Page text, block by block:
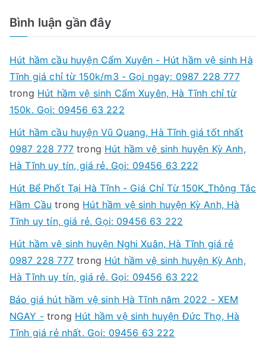
Bình luận gần đây
Hút hầm cầu huyện Cẩm Xuyên - Hút hầm vệ sinh Hà
Tĩnh giá chỉ từ 150k/m3 - Gọi ngay: 0987 228 777
trong Hút hầm vệ sinh Cẩm Xuyên, Hà Tĩnh chỉ từ
150k. Gọi: 09456 63 222
Hút hầm cầu huyện Vũ Quang, Hà Tĩnh giá tốt nhất
0987 228 777trong Hút hầm vệ sinh huyện Kỳ Anh,
Hà Tĩnh uy tín, giá rẻ. Gọi: 09456 63 222
Hút Bể Phốt Tại Hà Tĩnh - Giá Chỉ Từ 150K_Thông Tắc
Hầm Cầu trong Hút hầm vệ sinh huyện Kỳ Anh, Hà
Tĩnh uy tín, giá rẻ. Gọi: 09456 63 222
Hút hầm vệ sinh huyện Nghi Xuân, Hà Tĩnh giá rẻ
0987 228 777trong Hút hầm vệ sinh huyện Kỳ Anh,
Hà Tĩnh uy tín, giá rẻ. Gọi: 09456 63 222
Báo giá hút hầm vệ sinh Hà Tĩnh năm 2022 - XEM
NGAY -trong Hút hầm vệ sinh huyện Đức Thọ, Hà
Tĩnh giá rẻ nhất. Gọi: 09456 63 222